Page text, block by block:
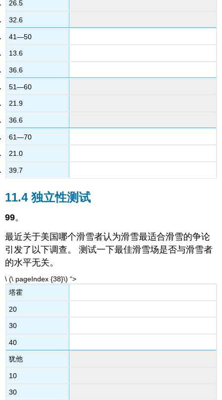
26.5
32.6
41—50
13.6
36.6
51—60
21.9
36.6
61—70
21.0
39.7
11.4 独立性测试
99。
最近关于美国哪个滑雪者认为滑雪最适合滑雪的争论
引发了以下调查。 测试一下最佳滑雪场是否与滑雪者
的水平无关。
\ (\ pageIndex {38}\) “>
塔霍
20
30
40
犹他
10
30